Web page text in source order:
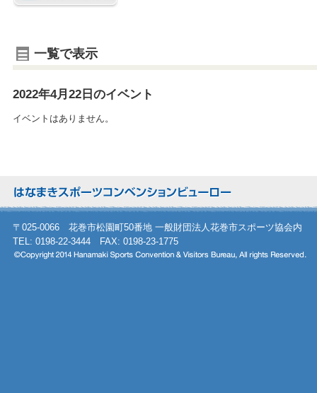
一覧で表示
2022年4月22日のイベント
イベントはありません。
〒025-0066 花巻市松園町50番地 一般財団法人花巻市スポーツ協会内
TEL: 0198-22-3444 FAX: 0198-23-1775